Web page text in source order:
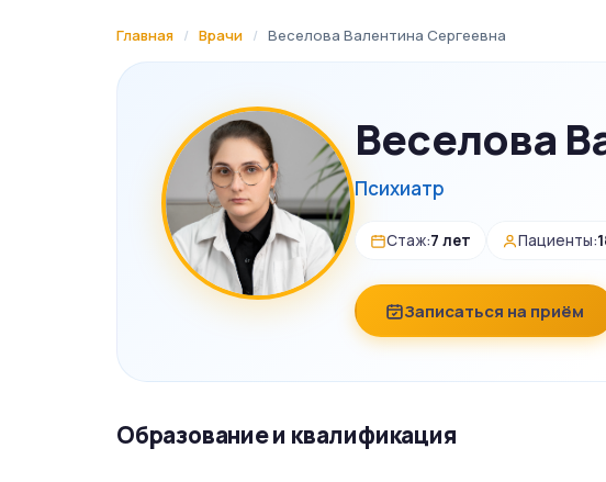
Главная / Врачи / Веселова Валентина Сергеевна
Веселова
Психиатр
Стаж:7 лет Пациенты:
Записаться на приём
Образование и квалификация